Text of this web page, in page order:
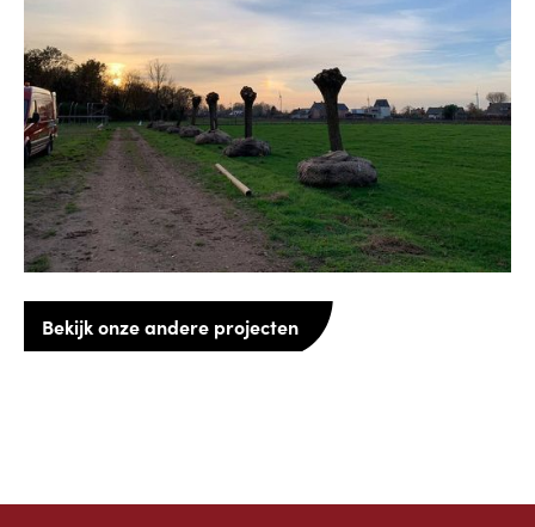
Bekijk onze andere projecten